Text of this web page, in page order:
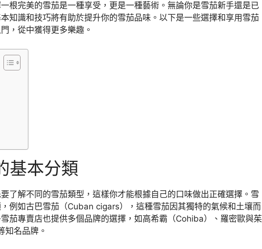
根完美的雪茄是一種享受，更是一種藝術。無論你是雪茄新手還是已
知識和技巧將有助於提升你的雪茄品味。以下是一些選擇和享用雪茄
，從中獲得更多樂趣。
基本分類
了解不同的雪茄類型，這樣你才能根據自己的口味做出正確選擇。雪
例如古巴雪茄（Cuban cigars），這種雪茄因其獨特的氣候和土壤而
茄專賣店也提供多個品牌的選擇，如高希霸（Cohiba）、羅密歐與茱
知名品牌。